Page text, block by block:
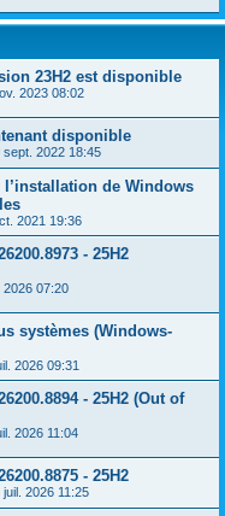
23H2 est disponible
2023 08:02
disponible
sept. 2022 18:45
de Windows
2021 19:36
- 25H2
2026 07:20
systèmes (Windows-
2026 09:31
- 25H2 (Out of
2026 11:04
- 25H2
juil. 2026 11:25